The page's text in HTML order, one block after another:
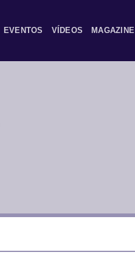
EVENTOS VÍDEOS MAGAZINE